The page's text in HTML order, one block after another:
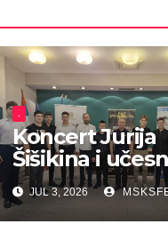
.
Koncert Jurija
Šišikina i
Međunarodne
ljetne škole
harmonike
JUL 3, 2026